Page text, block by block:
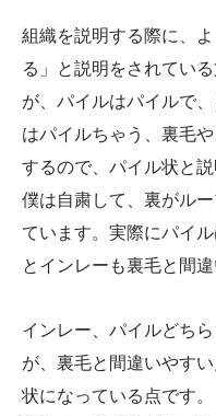
組織を説明する際に、
る」と説明をされてい
が、パイルはパイルで
はパイルちゃう、裏毛
するので、パイル状と
僕は自粛して、裏がル
ています。実際にパイ
とインレーも裏毛と間違
インレー、パイルどち
が、裏毛と間違いやす
状になっている点です。